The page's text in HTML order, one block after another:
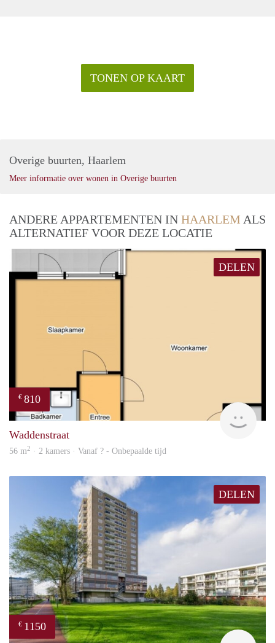
TONEN OP KAART
Overige buurten, Haarlem
Meer informatie over wonen in Overige buurten
ANDERE APPARTEMENTEN IN HAARLEM ALS
ALTERNATIEF VOOR DEZE LOCATIE
DELEN
€ 810
Waddenstraat
56 m2 · 2 kamers · Vanaf ? - Onbepaalde tijd
DELEN
€ 1150